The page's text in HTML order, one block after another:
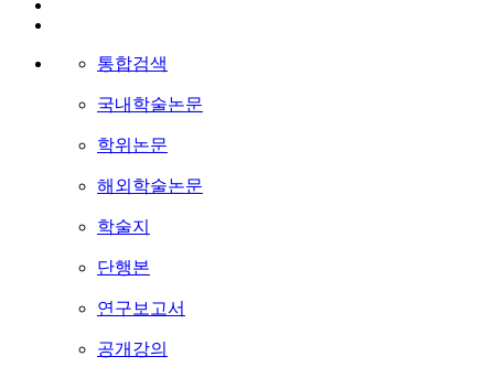
통합검색
국내학술논문
학위논문
해외학술논문
학술지
단행본
연구보고서
공개강의